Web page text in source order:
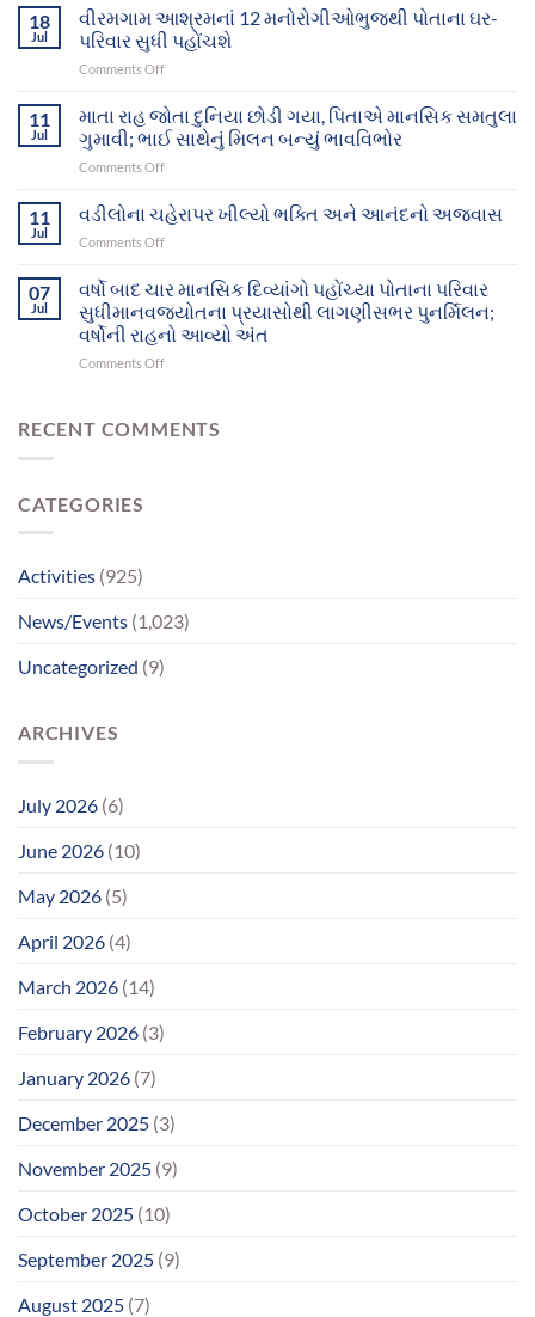
સફળ
પ્રયાસોથી
ગુમ
થયેલા
માનસિક
દિવ્યાંગો
સુધી
18
Jul
વીરમગામ આશ્રમનાં 12 મનોરોગીઓભુજથી પોતાના ઘર-
પરિવાર સુધી પહોંચશે
Comments Offon
આશ્રમનાં
12
મનોરોગીઓભુજથી
પોતાના
પરિવાર
સુધી
11
Jul
માતા રાહ જોતા દુનિયા છોડી ગયા, પિતાએ માનસિક સમતુલા
ગુમાવી; ભાઈ સાથેનું મિલન બન્યું ભાવવિભોર
Comments Offon
રાહ
જોતા
દુનિયા
ગયા,
પિતાએ
માનસિક
મિલન
11
Jul
વડીલોના ચહેરાપર ખીલ્યો ભક્તિ અને આનંદનો અજવાસ
Comments Offon
ચહેરાપર
ખીલ્યો
ભક્તિ
અને
આનંદનો
07
Jul
વર્ષો બાદ ચાર માનસિક દિવ્યાંગો પહોંચ્યા પોતાના પરિવાર
સુધીમાનવજ્યોતના પ્રયાસોથી લાગણીસભર પુનર્મિલન;
વર્ષોની રાહનો આવ્યો અંત
Comments Offon
ચાર
વર્ષોની
RECENT COMMENTS
CATEGORIES
Activities (925)
News/Events (1,023)
Uncategorized (9)
ARCHIVES
July 2026 (6)
June 2026 (10)
May 2026 (5)
April 2026 (4)
March 2026 (14)
February 2026 (3)
January 2026 (7)
December 2025 (3)
November 2025 (9)
October 2025 (10)
September 2025 (9)
August 2025 (7)